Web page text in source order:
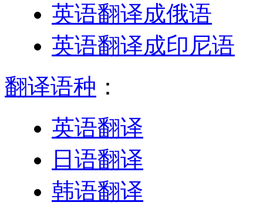
英语翻译成俄语
英语翻译成印尼语
翻译语种 ：
英语翻译
日语翻译
韩语翻译